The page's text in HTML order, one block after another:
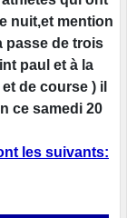
nuit,et mention
passe de trois
paul et à la
de course ) il
ce samedi 20
les suivants: